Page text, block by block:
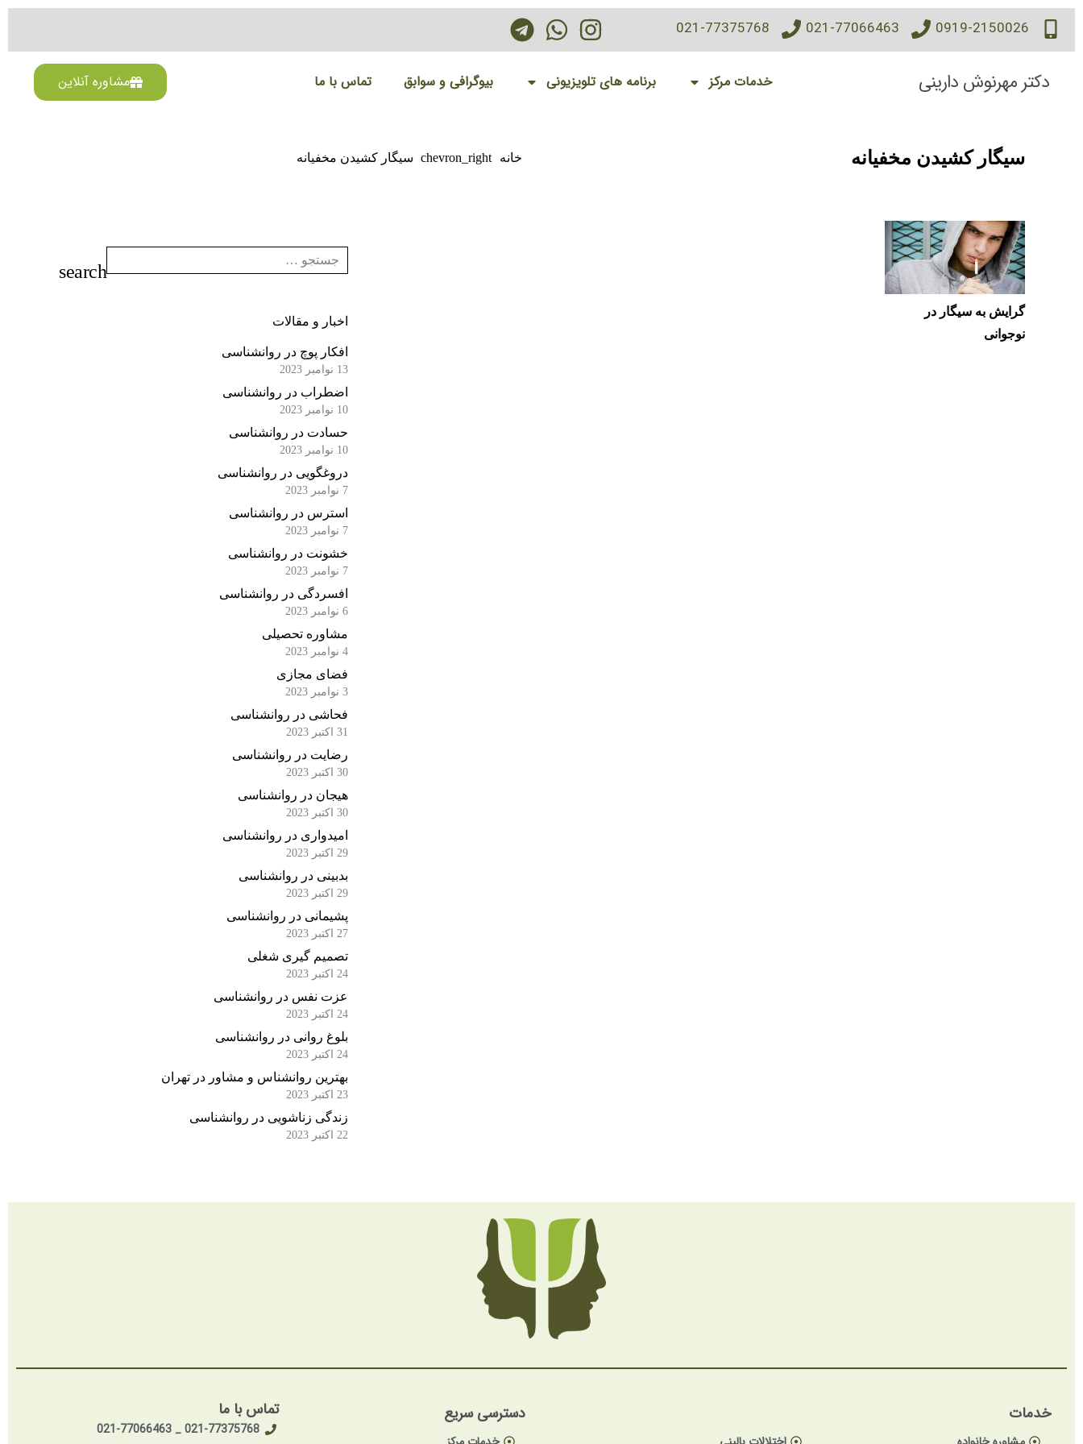
0919-2150026
021-77066463
021-77375768
دکتر مهرنوش دارینی خدمات مرکز برنامه های تلویزیونی بیوگرافی و سوابق تماس با ما مشاوره آنلاین
سیگار کشیدن مخفیانه خانه chevron_right سیگار کشیدن مخفیانه
گرایش به سیگار در
نوجوانی
اخبار و مقالات
افکار پوچ در روانشناسی
13 نوامبر 2023
اضطراب در روانشناسی
10 نوامبر 2023
حسادت در روانشناسی
10 نوامبر 2023
دروغگویی در روانشناسی
7 نوامبر 2023
استرس در روانشناسی
7 نوامبر 2023
خشونت در روانشناسی
7 نوامبر 2023
افسردگی در روانشناسی
6 نوامبر 2023
مشاوره تحصیلی
4 نوامبر 2023
فضای مجازی
3 نوامبر 2023
فحاشی در روانشناسی
31 اکتبر 2023
رضایت در روانشناسی
30 اکتبر 2023
هیجان در روانشناسی
30 اکتبر 2023
امیدواری در روانشناسی
29 اکتبر 2023
بدبینی در روانشناسی
29 اکتبر 2023
پشیمانی در روانشناسی
27 اکتبر 2023
تصمیم گیری شغلی
24 اکتبر 2023
عزت نفس در روانشناسی
24 اکتبر 2023
بلوغ روانی در روانشناسی
24 اکتبر 2023
بهترین روانشناس و مشاور در تهران
23 اکتبر 2023
زندگی زناشویی در روانشناسی
22 اکتبر 2023
خدمات دسترسی سریع تماس با ما
021-77375768 _ 021-77066463